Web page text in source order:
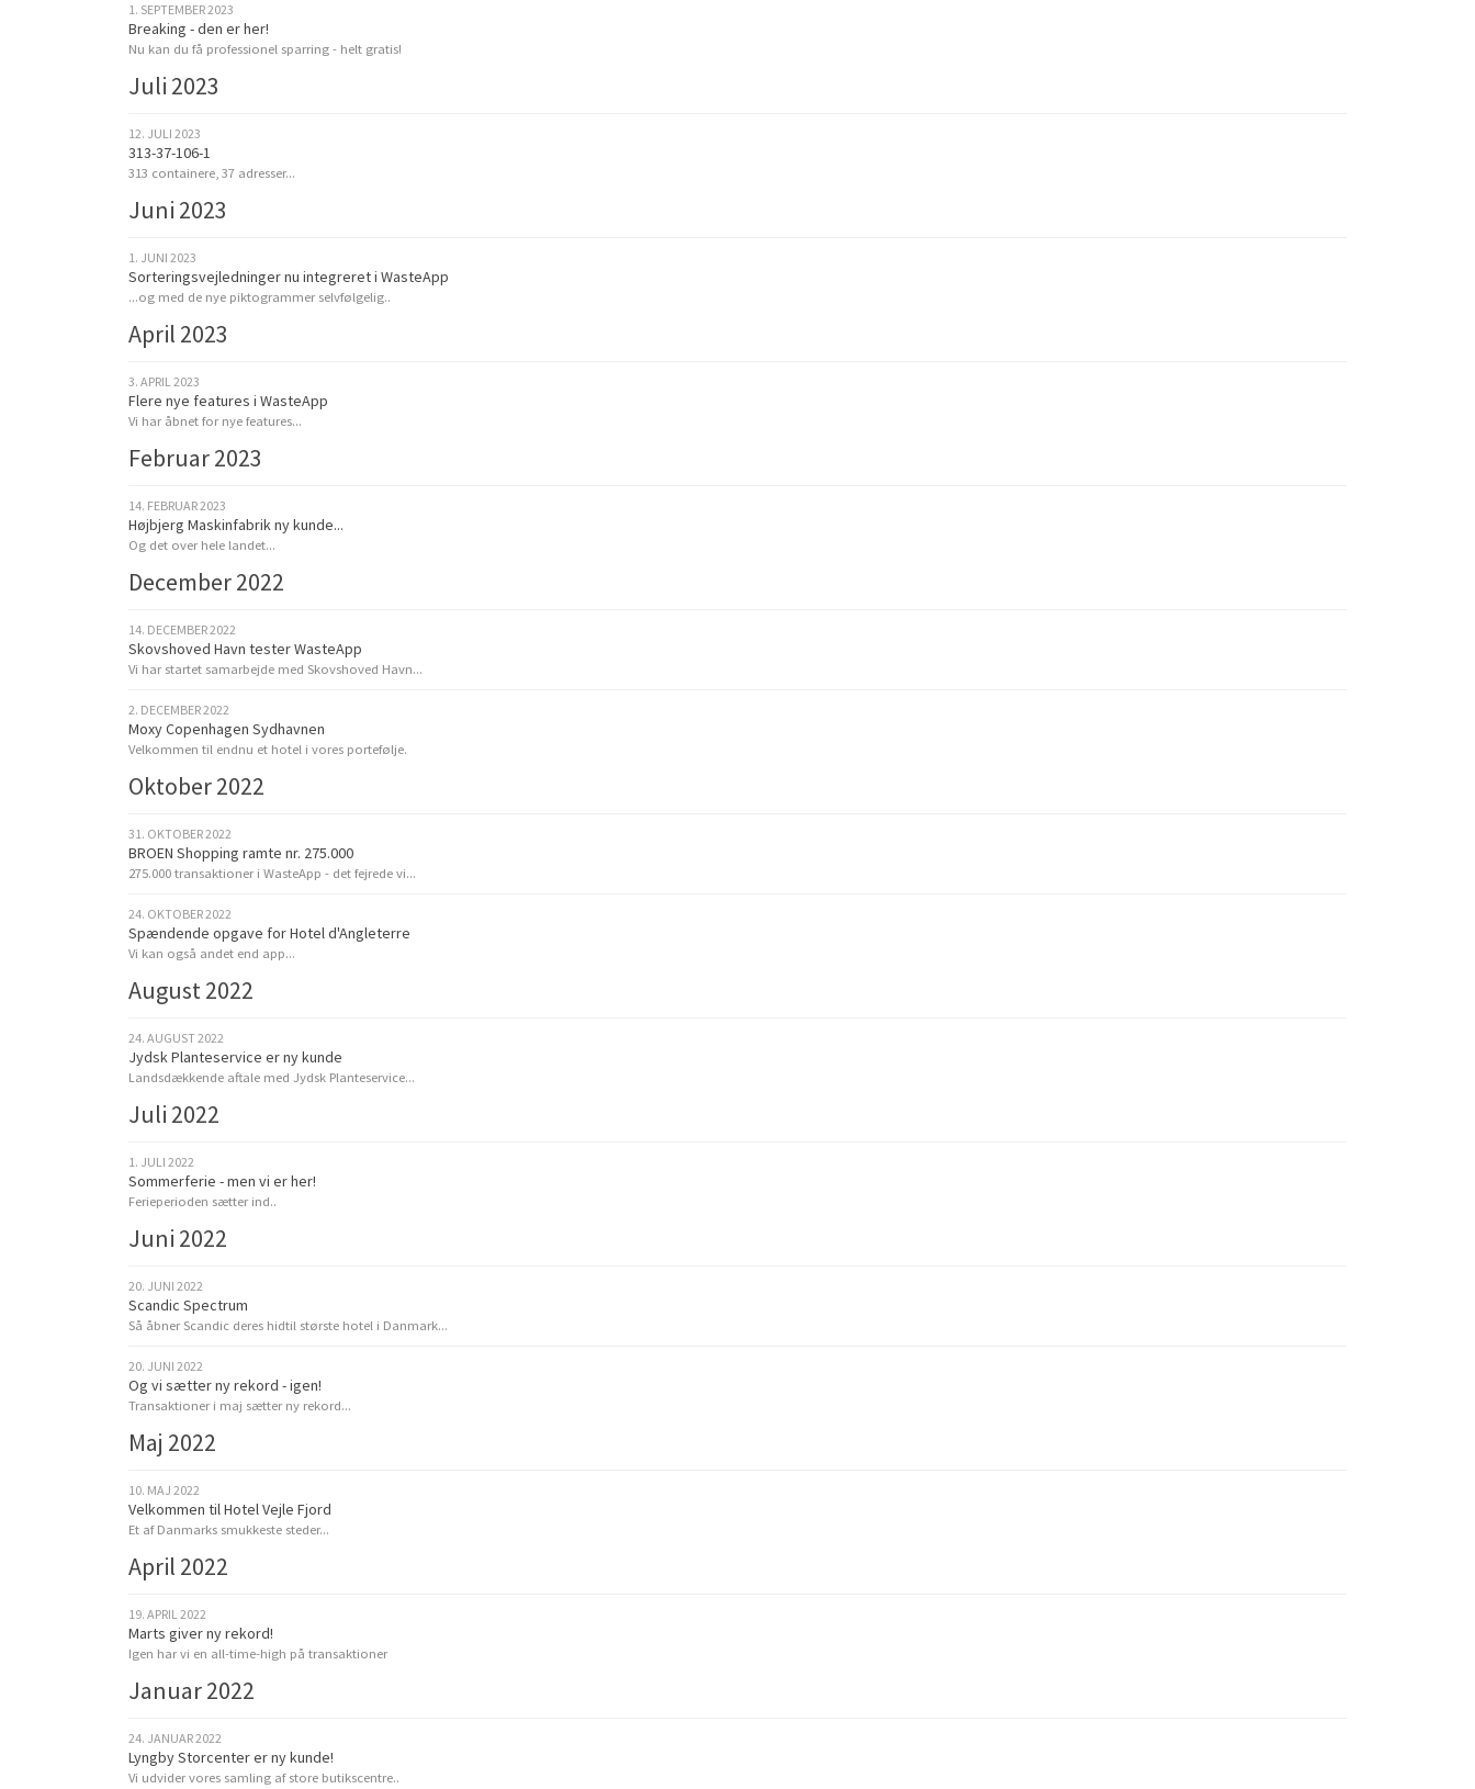
1. SEPTEMBER 2023
Breaking - den er her!
Nu kan du få professionel sparring - helt gratis!
Juli 2023
12. JULI 2023
313-37-106-1
313 containere, 37 adresser...
Juni 2023
1. JUNI 2023
Sorteringsvejledninger nu integreret i WasteApp
...og med de nye piktogrammer selvfølgelig..
April 2023
3. APRIL 2023
Flere nye features i WasteApp
Vi har åbnet for nye features...
Februar 2023
14. FEBRUAR 2023
Højbjerg Maskinfabrik ny kunde...
Og det over hele landet...
December 2022
14. DECEMBER 2022
Skovshoved Havn tester WasteApp
Vi har startet samarbejde med Skovshoved Havn...
2. DECEMBER 2022
Moxy Copenhagen Sydhavnen
Velkommen til endnu et hotel i vores portefølje.
Oktober 2022
31. OKTOBER 2022
BROEN Shopping ramte nr. 275.000
275.000 transaktioner i WasteApp - det fejrede vi...
24. OKTOBER 2022
Spændende opgave for Hotel d'Angleterre
Vi kan også andet end app...
August 2022
24. AUGUST 2022
Jydsk Planteservice er ny kunde
Landsdækkende aftale med Jydsk Planteservice...
Juli 2022
1. JULI 2022
Sommerferie - men vi er her!
Ferieperioden sætter ind..
Juni 2022
20. JUNI 2022
Scandic Spectrum
Så åbner Scandic deres hidtil største hotel i Danmark...
20. JUNI 2022
Og vi sætter ny rekord - igen!
Transaktioner i maj sætter ny rekord...
Maj 2022
10. MAJ 2022
Velkommen til Hotel Vejle Fjord
Et af Danmarks smukkeste steder...
April 2022
19. APRIL 2022
Marts giver ny rekord!
Igen har vi en all-time-high på transaktioner
Januar 2022
24. JANUAR 2022
Lyngby Storcenter er ny kunde!
Vi udvider vores samling af store butikscentre..